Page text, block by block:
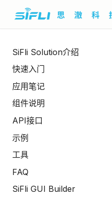
SiFli Solution介绍
快速入门
应用笔记
组件说明
API接口
示例
工具
FAQ
SiFli GUI Builder